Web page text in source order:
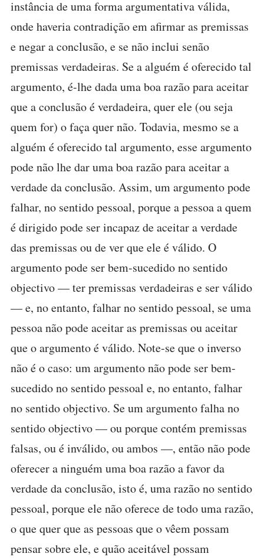
instância de uma forma argumentativa válida,
onde haveria contradição em afirmar as premissas
e negar a conclusão, e se não inclui senão
premissas verdadeiras. Se a alguém é oferecido tal
argumento, é-lhe dada uma boa razão para aceitar
que a conclusão é verdadeira, quer ele (ou seja
quem for) o faça quer não. Todavia, mesmo se a
alguém é oferecido tal argumento, esse argumento
pode não lhe dar uma boa razão para aceitar a
verdade da conclusão. Assim, um argumento pode
falhar, no sentido pessoal, porque a pessoa a quem
é dirigido pode ser incapaz de aceitar a verdade
das premissas ou de ver que ele é válido. O
argumento pode ser bem-sucedido no sentido
objectivo — ter premissas verdadeiras e ser válido
— e, no entanto, falhar no sentido pessoal, se uma
pessoa não pode aceitar as premissas ou aceitar
que o argumento é válido. Note-se que o inverso
não é o caso: um argumento não pode ser bem-
sucedido no sentido pessoal e, no entanto, falhar
no sentido objectivo. Se um argumento falha no
sentido objectivo — ou porque contém premissas
falsas, ou é inválido, ou ambos —, então não pode
oferecer a ninguém uma boa razão a favor da
verdade da conclusão, isto é, uma razão no sentido
pessoal, porque ele não oferece de todo uma razão,
o que quer que as pessoas que o vêem possam
pensar sobre ele, e quão aceitável possam